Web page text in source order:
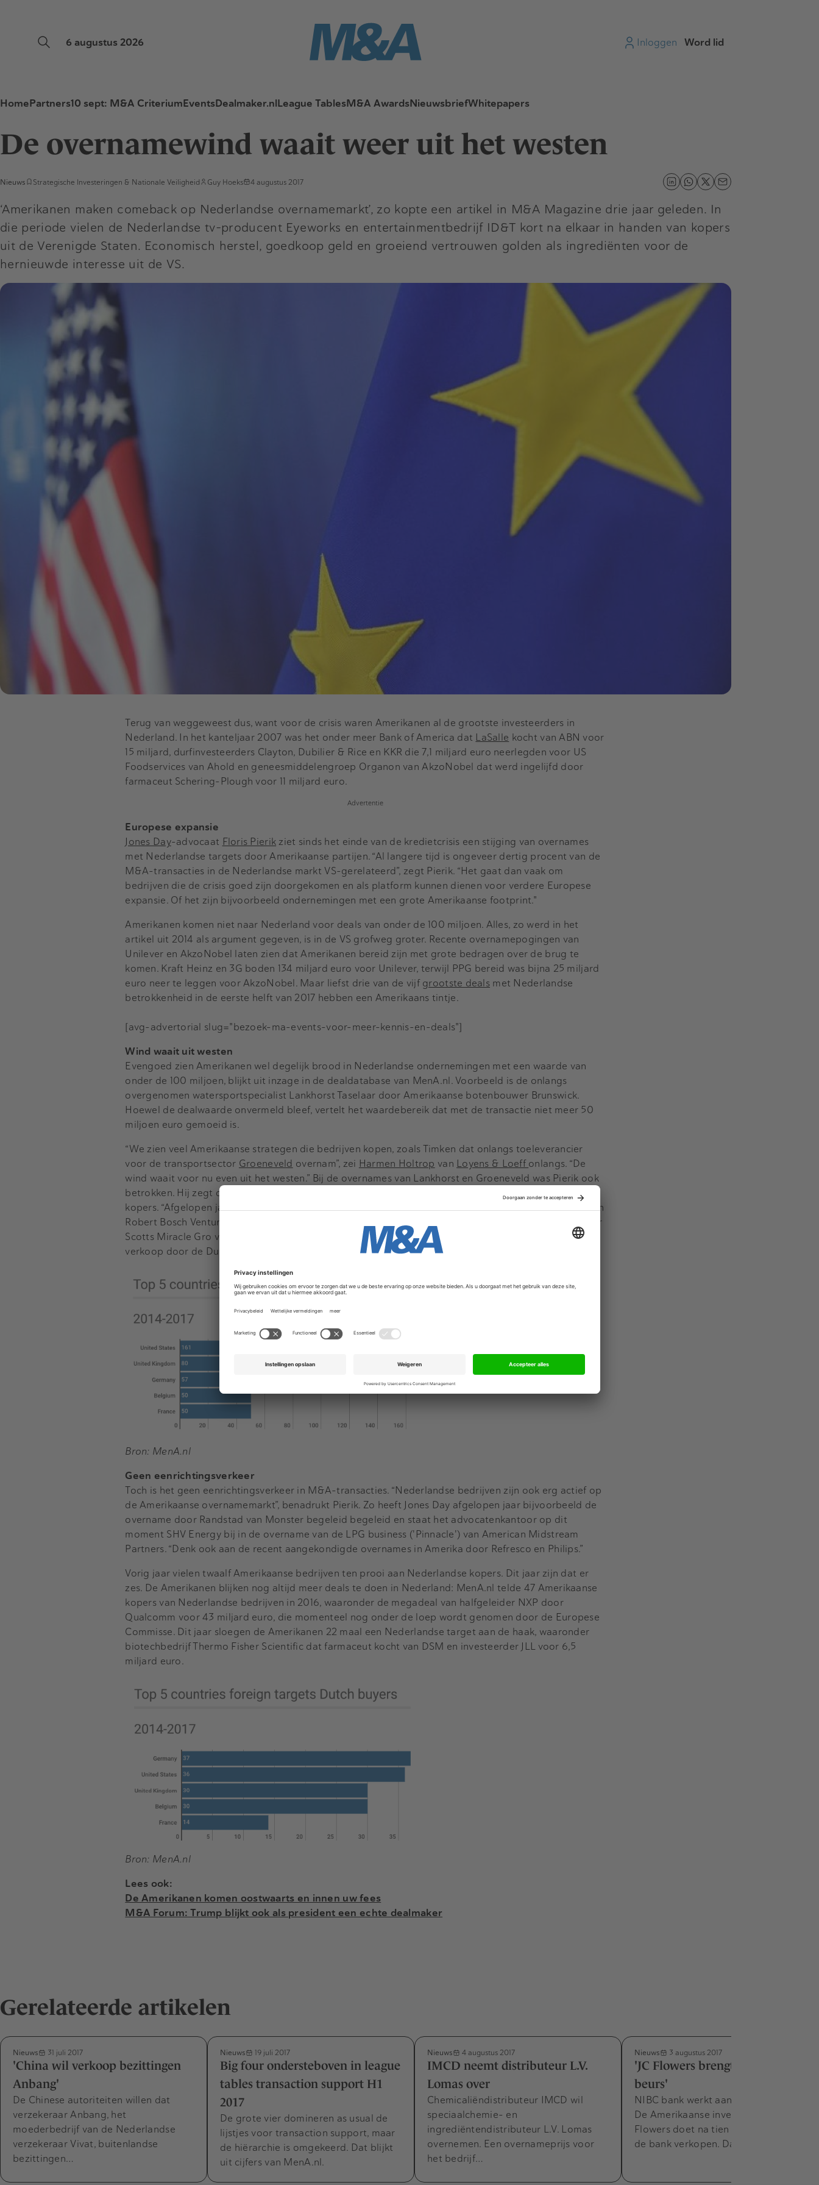
6 augustus 2026 Inloggen Word lid
HomePartners10 sept: M&A CriteriumEventsDealmaker.nlLeague TablesM&A AwardsNieuwsbriefWhitepapers
De overnamewind waait weer uit het westen
Nieuws Strategische Investeringen & Nationale Veiligheid Guy Hoeks 4 augustus 2017
‘Amerikanen maken comeback op Nederlandse overnamemarkt’, zo kopte een artikel in M&A Magazine drie jaar geleden. In
die periode vielen de Nederlandse tv-producent Eyeworks en entertainmentbedrijf ID&T kort na elkaar in handen van kopers
uit de Verenigde Staten. Economisch herstel, goedkoop geld en groeiend vertrouwen golden als ingrediënten voor de
hernieuwde interesse uit de VS.
Terug van weggeweest dus, want voor de crisis waren Amerikanen al de grootste investeerders in
Nederland. In het kanteljaar 2007 was het onder meer Bank of America dat LaSalle kocht van ABN voor
15 miljard, durfinvesteerders Clayton, Dubilier & Rice en KKR die 7,1 miljard euro neerlegden voor US
Foodservices van Ahold en geneesmiddelengroep Organon van AkzoNobel dat werd ingelijfd door
farmaceut Schering-Plough voor 11 miljard euro.
Advertentie
Europese expansie
Jones Day-advocaat Floris Pierik ziet sinds het einde van de kredietcrisis een stijging van overnames
met Nederlandse targets door Amerikaanse partijen. “Al langere tijd is ongeveer dertig procent van de
M&A-transacties in de Nederlandse markt VS-gerelateerd”, zegt Pierik. “Het gaat dan vaak om
bedrijven die de crisis goed zijn doorgekomen en als platform kunnen dienen voor verdere Europese
expansie. Of het zijn bijvoorbeeld ondernemingen met een grote Amerikaanse footprint."
Amerikanen komen niet naar Nederland voor deals van onder de 100 miljoen. Alles, zo werd in het
artikel uit 2014 als argument gegeven, is in de VS grofweg groter. Recente overnamepogingen van
Unilever en AkzoNobel laten zien dat Amerikanen bereid zijn met grote bedragen over de brug te
komen. Kraft Heinz en 3G boden 134 miljard euro voor Unilever, terwijl PPG bereid was bijna 25 miljard
euro neer te leggen voor AkzoNobel. Maar liefst drie van de vijfgrootste deals met Nederlandse
betrokkenheid in de eerste helft van 2017 hebben een Amerikaans tintje.
[avg-advertorial slug="bezoek-ma-events-voor-meer-kennis-en-deals"]
Wind waait uit westen
Evengoed zien Amerikanen wel degelijk brood in Nederlandse ondernemingen met een waarde van
onder de 100 miljoen, blijkt uit inzage in de dealdatabase van MenA.nl. Voorbeeld is de onlangs
overgenomen watersportspecialist Lankhorst Taselaar door Amerikaanse botenbouwer Brunswick.
Hoewel de dealwaarde onvermeld bleef, vertelt het waardebereik dat met de transactie niet meer 50
miljoen euro gemoeid is.
“We zien veel Amerikaanse strategen die bedrijven kopen, zoals Timken dat onlangs toeleverancier
voor de transportsector Groeneveld overnam”, zei Harmen Holtrop van Loyens & Loeffonlangs. “De
wind waait voor nu even uit het westen.” Bij de overnames van Lankhorst en Groeneveld was Pierik ook
betrokken. Hij zegt dat ook Europese private-equityhuizen uitkijken naar de komst van Amerikaanse
kopers. “Afgelopen jaar hebben we onder andere de verkoop door investeerders Gimv, Draper Esprit en
Robert Bosch Venture Capital van Greenpeak Technologies aan Qorvo Inc. begeleid, de overname door
Scotts Miracle Gro van Gavita Holland, de overname door RPM International Inc. van SPS groep en de
verkoop door de Duitse investeerder Aurelius van Getronics aan een Braziliaans-Amerikaanse koper.
Bron: MenA.nl
Geen eenrichtingsverkeer
Toch is het geen eenrichtingsverkeer in M&A-transacties. “Nederlandse bedrijven zijn ook erg actief op
de Amerikaanse overnamemarkt”, benadrukt Pierik. Zo heeft Jones Day afgelopen jaar bijvoorbeeld de
overname door Randstad van Monster begeleid begeleid en staat het advocatenkantoor op dit
moment SHV Energy bij in de overname van de LPG business ('Pinnacle') van American Midstream
Partners. “Denk ook aan de recent aangekondigde overnames in Amerika door Refresco en Philips.”
Vorig jaar vielen twaalf Amerikaanse bedrijven ten prooi aan Nederlandse kopers. Dit jaar zijn dat er
zes. De Amerikanen blijken nog altijd meer deals te doen in Nederland: MenA.nl telde 47 Amerikaanse
kopers van Nederlandse bedrijven in 2016, waaronder de megadeal van halfgeleider NXP door
Qualcomm voor 43 miljard euro, die momenteel nog onder de loep wordt genomen door de Europese
Commisse. Dit jaar sloegen de Amerikanen 22 maal een Nederlandse target aan de haak, waaronder
biotechbedrijf Thermo Fisher Scientific dat farmaceut kocht van DSM en investeerder JLL voor 6,5
miljard euro.
Bron: MenA.nl
Lees ook:
De Amerikanen komen oostwaarts en innen uw fees
M&A Forum: Trump blijkt ook als president een echte dealmaker
Gerelateerde artikelen
Nieuws 31 juli 2017
'China wil verkoop bezittingen
Anbang'
De Chinese autoriteiten willen dat
verzekeraar Anbang, het
moederbedrijf van de Nederlandse
verzekeraar Vivat, buitenlandse
bezittingen…
Nieuws 19 juli 2017
Big four ondersteboven in league
tables transaction support H1
2017
De grote vier domineren as usual de
lijstjes voor transaction support, maar
de hiërarchie is omgekeerd. Dat blijkt
uit cijfers van MenA.nl.
Nieuws 4 augustus 2017
IMCD neemt distributeur L.V.
Lomas over
Chemicaliëndistributeur IMCD wil
speciaalchemie- en
ingrediëntendistributeur L.V. Lomas
overnemen. Een overnameprijs voor
het bedrijf…
Nieuws 3 augustus 2017
'JC Flowers brengt NIBC naar de
beurs'
NIBC bank werkt aan een beursgang.
De Amerikaanse investeerder JC
Flowers doet na tien weer een poging
de bank verkopen. Dat meldt Het…